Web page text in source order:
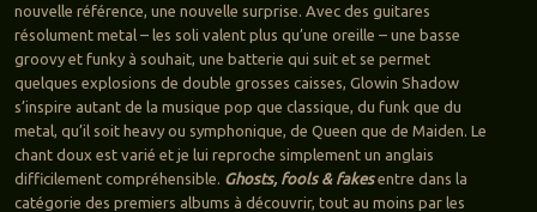
nouvelle référence, une nouvelle surprise. Avec des guitares
résolument metal – les soli valent plus qu’une oreille – une basse
groovy et funky à souhait, une batterie qui suit et se permet
quelques explosions de double grosses caisses, Glowin Shadow
s’inspire autant de la musique pop que classique, du funk que du
metal, qu’il soit heavy ou symphonique, de Queen que de Maiden. Le
chant doux est varié et je lui reproche simplement un anglais
difficilement compréhensible. Ghosts, fools & fakesentre dans la
catégorie des premiers albums à découvrir, tout au moins par les